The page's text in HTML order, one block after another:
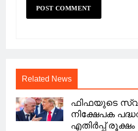
Related News
ഫിഫയുടെ
നിക്ഷേപക
എതിർപ്പ് രൂക്ഷം